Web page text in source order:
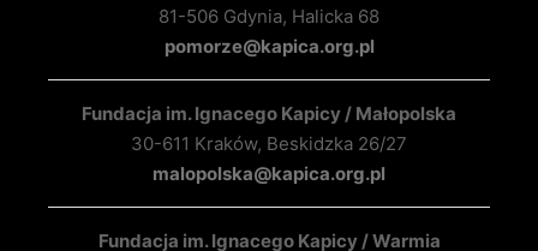
81-506 Gdynia, Halicka 68
pomorze@kapica.org.pl
Fundacja im. Ignacego Kapicy / Małopolska
30-611 Kraków, Beskidzka 26/27
malopolska@kapica.org.pl
Fundacja im. Ignacego Kapicy / Warmia